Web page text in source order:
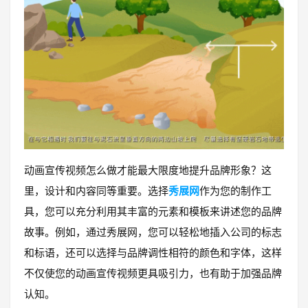
动画宣传视频怎么做才能最大限度地提升品牌形象？这
里，设计和内容同等重要。选择秀展网作为您的制作工
具，您可以充分利用其丰富的元素和模板来讲述您的品牌
故事。例如，通过秀展网，您可以轻松地插入公司的标志
和标语，还可以选择与品牌调性相符的颜色和字体，这样
不仅使您的动画宣传视频更具吸引力，也有助于加强品牌
认知。